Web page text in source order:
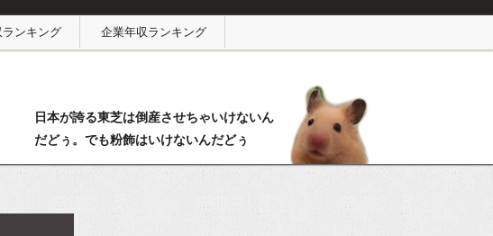
ンキング 企業年収ランキング
日本が誇る東芝は倒産させちゃいけないん
だどぅ。でも粉飾はいけないんだどぅ